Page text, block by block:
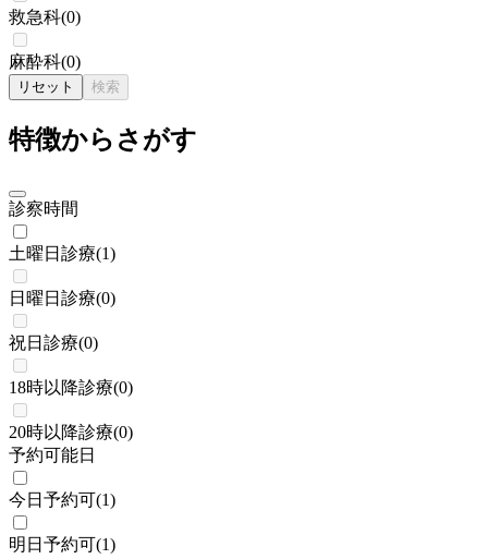
救急科(0)
麻酔科(0)
リセット 検索
特徴からさがす
診察時間
土曜日診療(1)
日曜日診療(0)
祝日診療(0)
18時以降診療(0)
20時以降診療(0)
予約可能日
今日予約可(1)
明日予約可(1)